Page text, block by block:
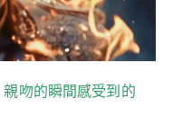
親吻的瞬間感受到的